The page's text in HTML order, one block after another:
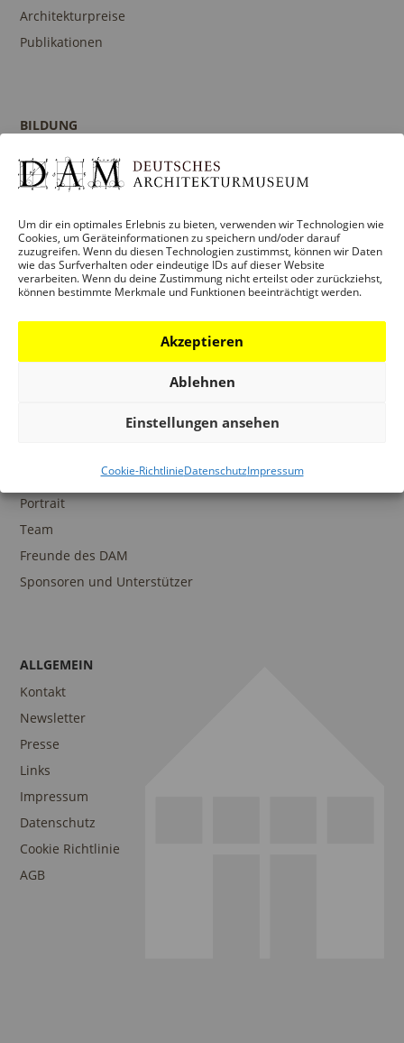
Um dir ein optimales Erlebnis zu bieten, verwenden wir Technologien wie
Cookies, um Geräteinformationen zu speichern und/oder darauf
zuzugreifen. Wenn du diesen Technologien zustimmst, können wir Daten
wie das Surfverhalten oder eindeutige IDs auf dieser Website
verarbeiten. Wenn du deine Zustimmung nicht erteilst oder zurückziehst,
können bestimmte Merkmale und Funktionen beeinträchtigt werden.
Akzeptieren
Ablehnen
Einstellungen ansehen
Cookie-RichtlinieDatenschutzImpressum
Architekturpreise
Publikationen
BILDUNG
Programm
Führungen und Touren
Ansprechpartner
DAM Sammlung Digital
Portrait
Team
Freunde des DAM
Sponsoren und Unterstützer
ALLGEMEIN
Kontakt
Newsletter
Presse
Links
Impressum
Datenschutz
Cookie Richtlinie
AGB